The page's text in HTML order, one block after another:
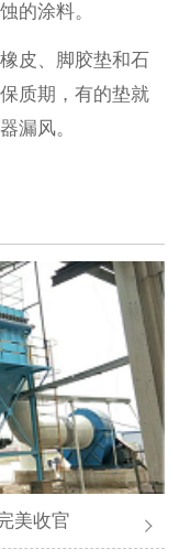
的涂料。
皮、脚胶垫和石
质期，有的垫就
漏风。
美收官